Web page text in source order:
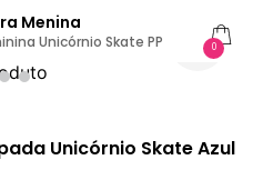
Menina
Unicórnio Skate PP 0
Unicórnio Skate Azul